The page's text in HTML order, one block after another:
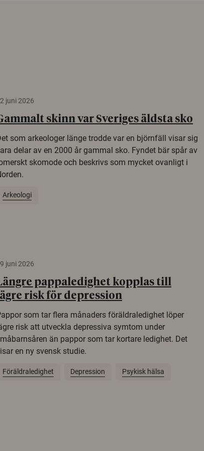
juni 2026
skinn var Sveriges äldsta sko
som arkeologer länge trodde var en björnfäll visar sig
delar av en 2000 år gammal sko. Fyndet bär spår av
skomode och beskrivs som mycket ovanligt i
Arkeologi
juni 2026
pappaledighet kopplas till
risk för depression
som tar flera månaders föräldraledighet löper
risk att utveckla depressiva symtom under
än pappor som tar kortare ledighet. Det
en ny svensk studie.
Föräldraledighet Depression Psykisk hälsa